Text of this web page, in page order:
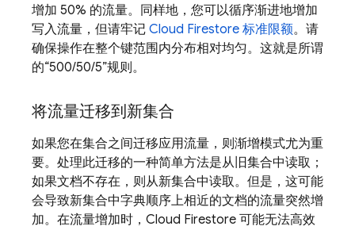
增加 50% 的流量。同样地，您可以循序渐进地增加
写入流量，但请牢记 Cloud Firestore 标准限额。请
确保操作在整个键范围内分布相对均匀。这就是所谓
的“500/50/5”规则。
将流量迁移到新集合
如果您在集合之间迁移应用流量，则渐增模式尤为重
要。处理此迁移的一种简单方法是从旧集合中读取；
如果文档不存在，则从新集合中读取。但是，这可能
会导致新集合中字典顺序上相近的文档的流量突然增
加。在流量增加时， Cloud Firestore 可能无法高效